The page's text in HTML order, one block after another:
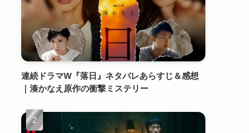
連続ドラマW『落日』ネタバレあらすじ＆感想
｜湊かなえ原作の衝撃ミステリー